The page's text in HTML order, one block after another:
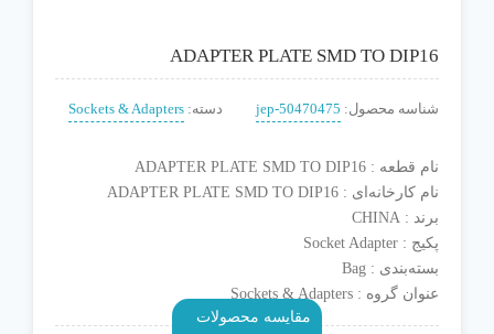
ADAPTER PLATE SMD TO DIP16
شناسه محصول: jep-50470475 دسته: Sockets & Adapters
نام قطعه : ADAPTER PLATE SMD TO DIP16
نام کارخانه‌ای : ADAPTER PLATE SMD TO DIP16
برند : CHINA
پکیج : Socket Adapter
بسته‌بندی : Bag
عنوان گروه : Sockets & Adapters
مقایسه محصولات